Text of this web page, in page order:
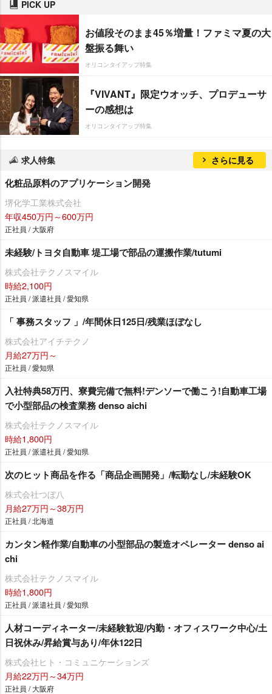
PICK UP
お値段そのまま45％増量！ファミマ夏の大
盤振る舞い
オリコンタイアップ特集
『VIVANT』限定ウオッチ、プロデューサ
ーの感想は
オリコンタイアップ特集
求人特集 さらに見る
化粧品原料のアプリケーション開発
堺化学工業株式会社
年収450万円～600万円
正社員 / 大阪府
未経験/トヨタ自動車 堤工場で部品の運搬作業/tutumi
株式会社テクノスマイル
時給2,100円
正社員 / 派遣社員 / 愛知県
「 事務スタッフ 」/年間休日125日/残業ほぼなし
株式会社アイチテクノ
月給27万円～
正社員 / 愛知県
入社特典58万円、寮費完備で無料!デンソーで働こう!自動車工場
で小型部品の検査業務 denso aichi
株式会社テクノスマイル
時給1,800円
正社員 / 派遣社員 / 愛知県
次のヒット商品を作る「商品企画開発」/転勤なし/未経験OK
株式会社つぼ八
月給27万円～38万円
正社員 / 北海道
カンタン軽作業/自動車の小型部品の製造オペレーター denso ai
chi
株式会社テクノスマイル
時給1,800円
正社員 / 派遣社員 / 愛知県
人材コーディネーター/未経験歓迎/内勤・オフィスワーク中心/土
日祝休み/昇給賞与あり/年休122日
株式会社ヒト・コミュニケーションズ
月給22万円～34万円
正社員 / 大阪府